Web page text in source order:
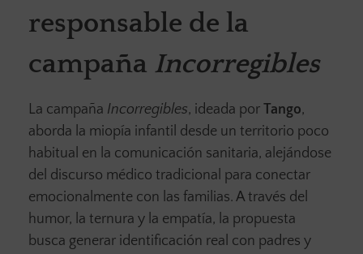
responsable de la
campaña Incorregibles
La campaña Incorregibles, ideada por Tango,
aborda la miopía infantil desde un territorio poco
habitual en la comunicación sanitaria, alejándose
del discurso médico tradicional para conectar
emocionalmente con las familias. A través del
humor, la ternura y la empatía, la propuesta
busca generar identificación real con padres y